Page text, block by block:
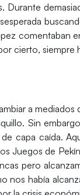
Durante
comentaban
cierto, siempre
a
Sin
capa caída.
Juegos de
pero
nos había